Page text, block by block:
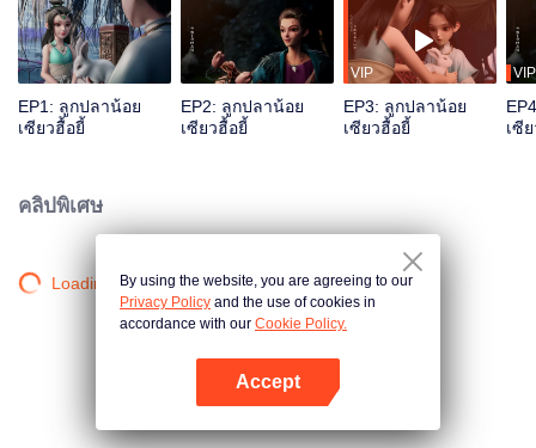
คุณชายรูปงามฮวาอู๋เชวีย ก็ได้เดินทางลงจากเขามาปราบคนชั่ว โดยยึดหลักคำ
สอน ”ตัดรักตัดอาลัย ปราบคนชั่วผดุงคุณธรรม“ของเยาเยว่ผู้ซึ่งเป็นอาจารย์ของเขา
เมื่อกงล้อแห่งโชคชะตาขับเคลื่อน ยุทธภพแห่งความบาดหมางแต่ก็ไม่สามารถ
ตัดรอนสายสัมพันธ์ของพวกเขาพี่น้องก็ได้เริ่มเปิดฉาก...
EP1: ลูกปลาน้อย
เซียวฮื้อยี้
EP2: ลูกปลาน้อย
เซียวฮื้อยี้
VIP
EP3: ลูกปลาน้อย
เซียวฮื้อยี้
VIP
เซี
คลิปพิเศษ
Loading…By using the website, you are agreeing to our
Privacy Policy and the use of cookies in
accordance with our Cookie Policy.
Accept